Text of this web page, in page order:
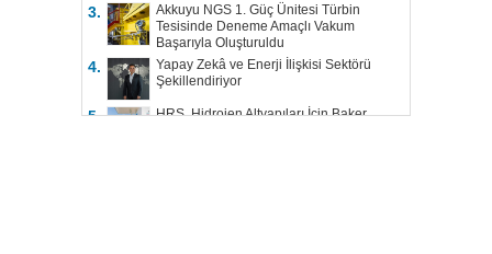
3.
Akkuyu NGS 1. Güç Ünitesi Türbin
Tesisinde Deneme Amaçlı Vakum
Başarıyla Oluşturuldu
4.
Yapay Zekâ ve Enerji İlişkisi Sektörü
Şekillendiriyor
5.
HRS, Hidrojen Altyapıları İçin Baker